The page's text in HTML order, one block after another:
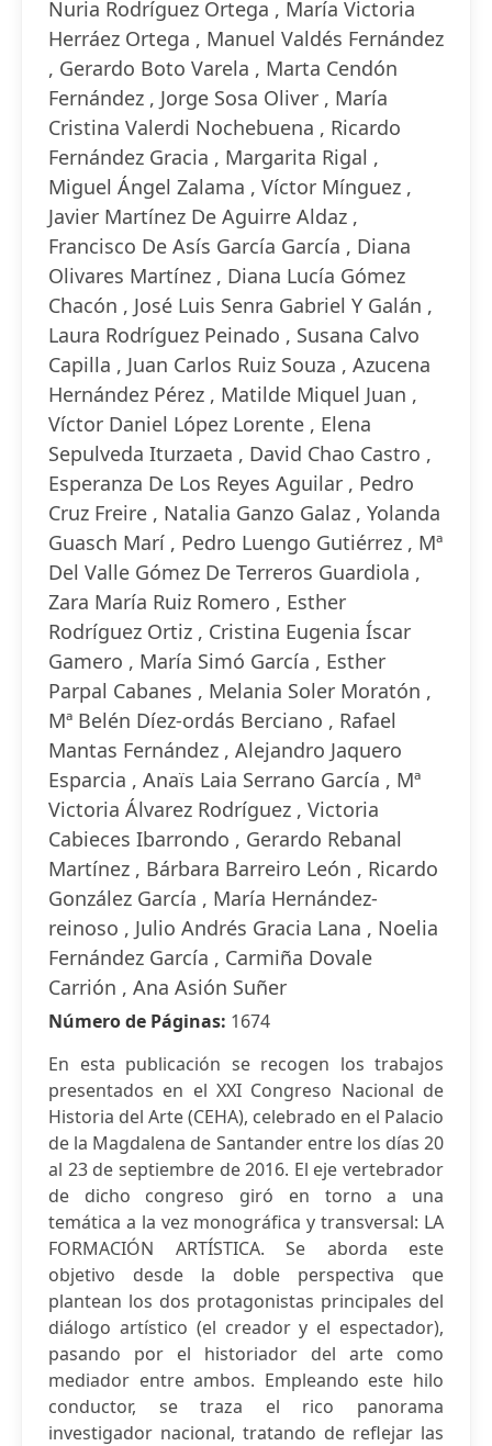
Nuria Rodríguez Ortega , María Victoria
Herráez Ortega , Manuel Valdés Fernández
, Gerardo Boto Varela , Marta Cendón
Fernández , Jorge Sosa Oliver , María
Cristina Valerdi Nochebuena , Ricardo
Fernández Gracia , Margarita Rigal ,
Miguel Ángel Zalama , Víctor Mínguez ,
Javier Martínez De Aguirre Aldaz ,
Francisco De Asís García García , Diana
Olivares Martínez , Diana Lucía Gómez
Chacón , José Luis Senra Gabriel Y Galán ,
Laura Rodríguez Peinado , Susana Calvo
Capilla , Juan Carlos Ruiz Souza , Azucena
Hernández Pérez , Matilde Miquel Juan ,
Víctor Daniel López Lorente , Elena
Sepulveda Iturzaeta , David Chao Castro ,
Esperanza De Los Reyes Aguilar , Pedro
Cruz Freire , Natalia Ganzo Galaz , Yolanda
Guasch Marí , Pedro Luengo Gutiérrez , Mª
Del Valle Gómez De Terreros Guardiola ,
Zara María Ruiz Romero , Esther
Rodríguez Ortiz , Cristina Eugenia Íscar
Gamero , María Simó García , Esther
Parpal Cabanes , Melania Soler Moratón ,
Mª Belén Díez-ordás Berciano , Rafael
Mantas Fernández , Alejandro Jaquero
Esparcia , Anaïs Laia Serrano García , Mª
Victoria Álvarez Rodríguez , Victoria
Cabieces Ibarrondo , Gerardo Rebanal
Martínez , Bárbara Barreiro León , Ricardo
González García , María Hernández-
reinoso , Julio Andrés Gracia Lana , Noelia
Fernández García , Carmiña Dovale
Carrión , Ana Asión Suñer
Número de Páginas: 1674
En esta publicación se recogen los trabajos
presentados en el XXI Congreso Nacional de
Historia del Arte (CEHA), celebrado en el Palacio
de la Magdalena de Santander entre los días 20
al 23 de septiembre de 2016. El eje vertebrador
de dicho congreso giró en torno a una
temática a la vez monográfica y transversal: LA
FORMACIÓN ARTÍSTICA. Se aborda este
objetivo desde la doble perspectiva que
plantean los dos protagonistas principales del
diálogo artístico (el creador y el espectador),
pasando por el historiador del arte como
mediador entre ambos. Empleando este hilo
conductor, se traza el rico panorama
investigador nacional, tratando de reflejar las